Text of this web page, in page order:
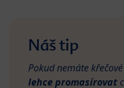
Náš tip
Pokud nemáte
lehce promasírovat